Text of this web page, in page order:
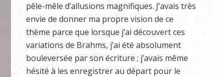
pêle-mêle d’allusions magnifiques. J’avais très
envie de donner ma propre vision de ce
thème parce que lorsque j’ai découvert ces
variations de Brahms, j’ai été absolument
bouleversée par son écriture ; j’avais même
hésité à les enregistrer au départ pour le